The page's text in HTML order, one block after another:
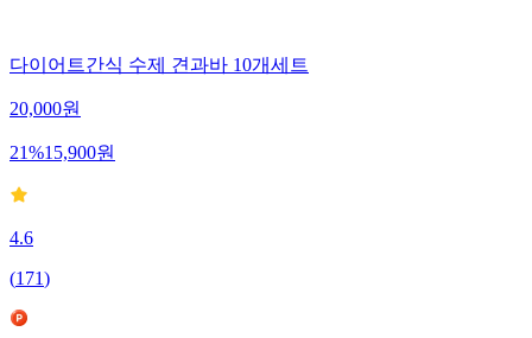
다이어트간식 수제 견과바 10개세트
20,000원
21%15,900원
4.6
(171)